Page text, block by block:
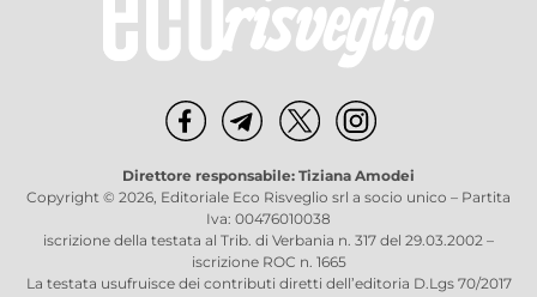
Direttore responsabile: Tiziana Amodei
Copyright © 2026, Editoriale Eco Risveglio srl a socio unico – Partita
Iva: 00476010038
iscrizione della testata al Trib. di Verbania n. 317 del 29.03.2002 –
iscrizione ROC n. 1665
La testata usufruisce dei contributi diretti dell’editoria D.Lgs 70/2017